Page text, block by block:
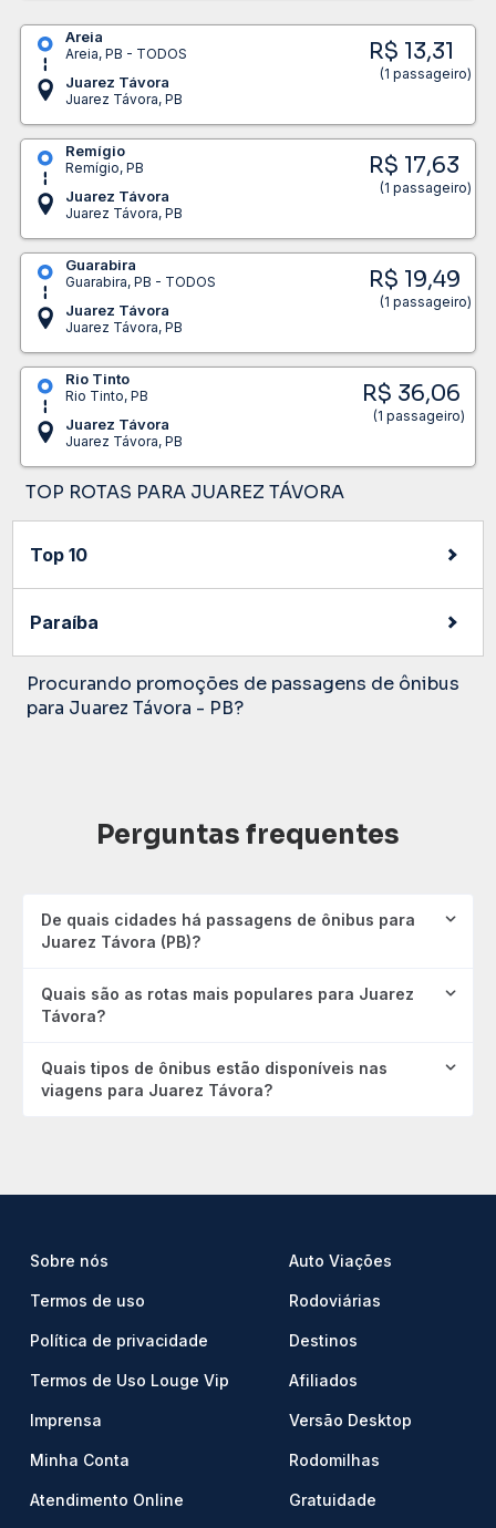
Areia
Areia, PB - TODOS
Juarez Távora
Juarez Távora, PB
R$ 13,31
(1 passageiro)
Remígio
Remígio, PB
Juarez Távora
Juarez Távora, PB
R$ 17,63
(1 passageiro)
Guarabira
Guarabira, PB - TODOS
Juarez Távora
Juarez Távora, PB
R$ 19,49
(1 passageiro)
Rio Tinto
Rio Tinto, PB
Juarez Távora
Juarez Távora, PB
R$ 36,06
(1 passageiro)
TOP ROTAS PARA JUAREZ TÁVORA
Top 10
Paraíba
Procurando promoções de passagens de ônibus
para Juarez Távora - PB?
Perguntas frequentes
De quais cidades há passagens de ônibus para
Juarez Távora (PB)?
Quais são as rotas mais populares para Juarez
Távora?
Quais tipos de ônibus estão disponíveis nas
viagens para Juarez Távora?
Sobre nós
Termos de uso
Política de privacidade
Termos de Uso Louge Vip
Imprensa
Minha Conta
Atendimento Online
Auto Viações
Rodoviárias
Destinos
Afiliados
Versão Desktop
Rodomilhas
Gratuidade